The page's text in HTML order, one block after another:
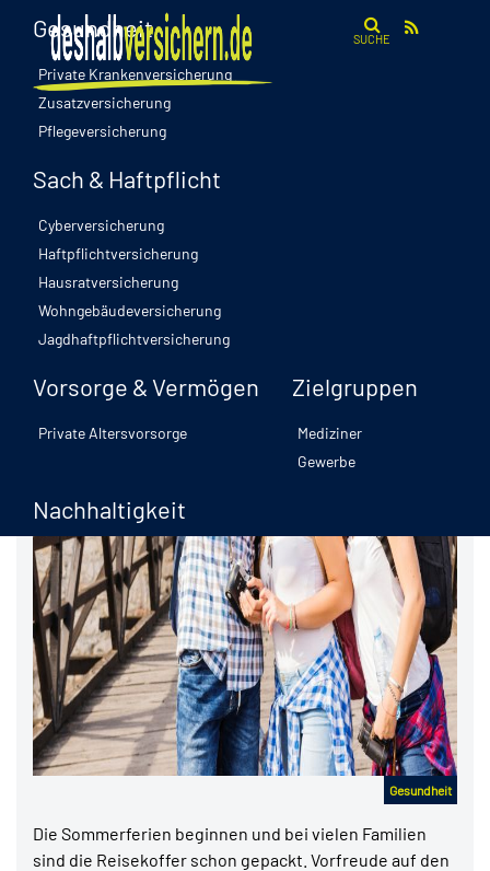
SUCHE
Gesundheit
Private Krankenversicherung
Zusatzversicherung
Pflegeversicherung
Sach & Haftpflicht
Cyberversicherung
Haftpflichtversicherung
Hausratversicherung
Wohngebäudeversicherung
Jagdhaftpflichtversicherung
Vorsorge & Vermögen
Private Altersvorsorge
Zielgruppen
Mediziner
Gewerbe
Nachhaltigkeit
Warum sie jetzt zur Reisezeit
unverzichtbar ist
Gesundheit
Die Sommerferien beginnen und bei vielen Familien
sind die Reisekoffer schon gepackt. Vorfreude auf den